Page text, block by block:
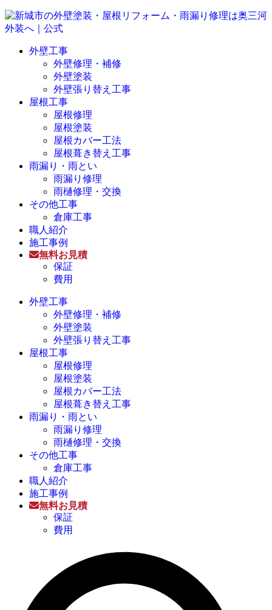
外壁工事
外壁修理・補修
外壁塗装
外壁張り替え工事
屋根工事
屋根修理
屋根塗装
屋根カバー工法
屋根葺き替え工事
雨漏り・雨とい
雨漏り修理
雨樋修理・交換
その他工事
倉庫工事
職人紹介
施工事例
無料お見積
保証
費用
外壁工事
外壁修理・補修
外壁塗装
外壁張り替え工事
屋根工事
屋根修理
屋根塗装
屋根カバー工法
屋根葺き替え工事
雨漏り・雨とい
雨漏り修理
雨樋修理・交換
その他工事
倉庫工事
職人紹介
施工事例
無料お見積
保証
費用